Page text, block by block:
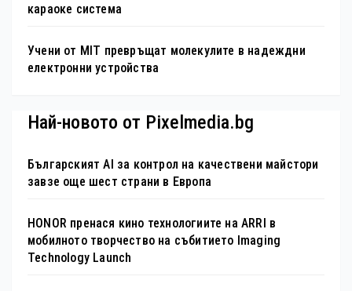
караоке система
Учени от MIT превръщат молекулите в надеждни
електронни устройства
Най-новото от Pixelmedia.bg
Българският AI за контрол на качествени майстори
завзе още шест страни в Европа
HONOR пренася кино технологиите на ARRI в
мобилното творчество на събитието Imaging
Technology Launch